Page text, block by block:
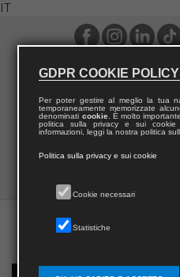
IT
GDPR COOKIE POLICY
Per poter gestire al meglio la tua
temporaneamente memorizzate
denominati cookie. È molto
politica sulla privacy e sui
informazioni, leggi la nostra politica
Politica sulla privacy e sui cookie
Cookie necessari
Statistiche